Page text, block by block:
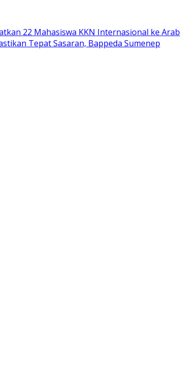
22 Mahasiswa KKN Internasional ke Arab
Tepat Sasaran, Bappeda Sumenep